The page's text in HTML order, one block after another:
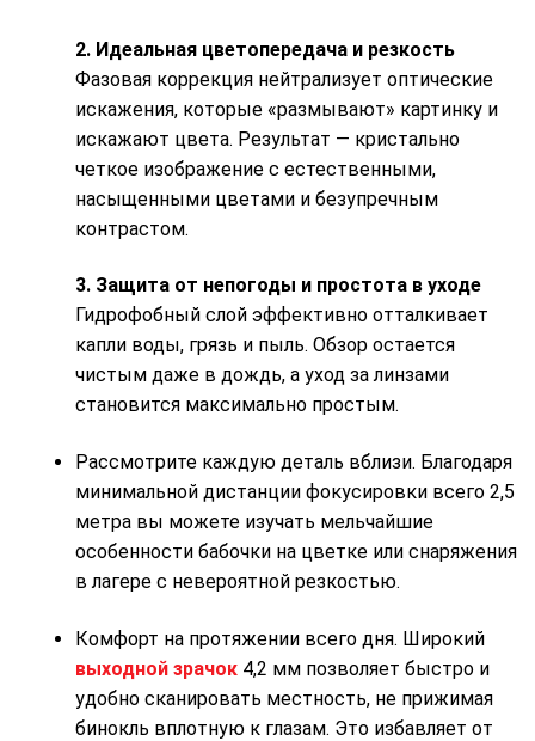
2. Идеальная цветопередача и резкость
Фазовая коррекция нейтрализует оптические
искажения, которые «размывают» картинку и
искажают цвета. Результат — кристально
четкое изображение с естественными,
насыщенными цветами и безупречным
контрастом.
3. Защита от непогоды и простота в уходе
Гидрофобный слой эффективно отталкивает
капли воды, грязь и пыль. Обзор остается
чистым даже в дождь, а уход за линзами
становится максимально простым.
Рассмотрите каждую деталь вблизи. Благодаря
минимальной дистанции фокусировки всего 2,5
метра вы можете изучать мельчайшие
особенности бабочки на цветке или снаряжения
в лагере с невероятной резкостью.
Комфорт на протяжении всего дня. Широкий
выходной зрачок 4,2 мм позволяет быстро и
удобно сканировать местность, не прижимая
бинокль вплотную к глазам. Это избавляет от